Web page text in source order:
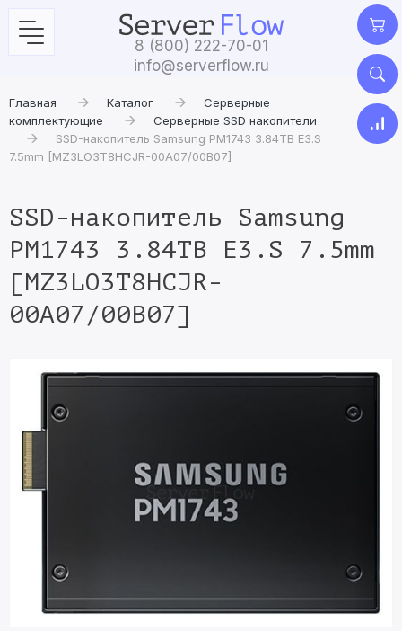
8 (800) 222-70-01
info@serverflow.ru
Главная Каталог
Серверные
комплектующие
Серверные SSD накопители
SSD-накопитель Samsung PM1743 3.84TB E3.S
7.5mm [MZ3LO3T8HCJR-00A07/00B07]
SSD-накопитель Samsung
PM1743 3.84TB E3.S 7.5mm
[MZ3LO3T8HCJR-
00A07/00B07]